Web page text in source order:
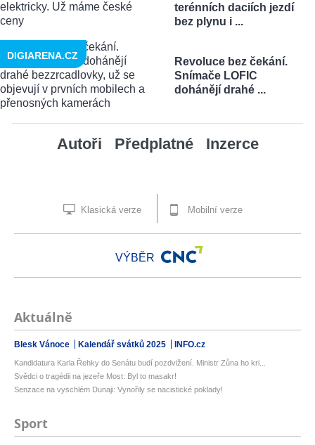
terénních daciích jezdí
bez plynu i ...
Revoluce bez čekání.
Snímače LOFIC
dohánějí drahé ...
DIGIARENA.CZ
Autoři Předplatné Inzerce
Klasická verze Mobilní verze
VÝBĚR
Aktuálně
Blesk Vánoce Kalendář svátků 2025 INFO.cz
Kandidatura Karla Řehky do Senátu budí pozdvižení. Ministr Zůna ho kri...
Svědci o tragédii na jezeře Most: Byl to masakr!
Senzace na vyschlém Dunaji: Vynořily se nacistické poklady!
Sport